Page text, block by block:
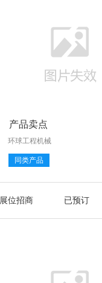
产品卖点
环球工程机械
同类产品
展位招商 已预订